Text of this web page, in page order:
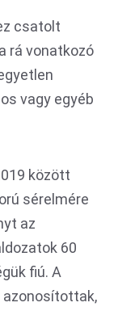
csatolt
rá vonatkozó
vagy egyéb
között
sérelmére
az
60
fiú. A